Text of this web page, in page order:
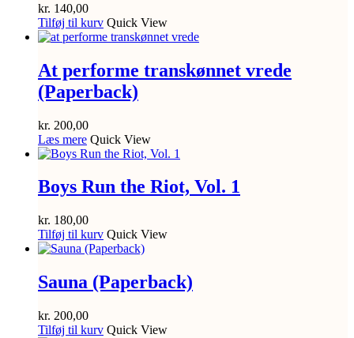
kr. 140,00
Tilføj til kurv Quick View
At performe transkønnet vrede
(Paperback)
kr. 200,00
Læs mere Quick View
Boys Run the Riot, Vol. 1
kr. 180,00
Tilføj til kurv Quick View
Sauna (Paperback)
kr. 200,00
Tilføj til kurv Quick View